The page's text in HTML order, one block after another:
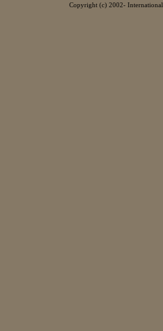
Copyright (c) 2002- International